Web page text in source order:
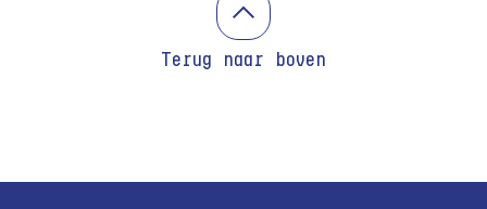
Terug naar boven